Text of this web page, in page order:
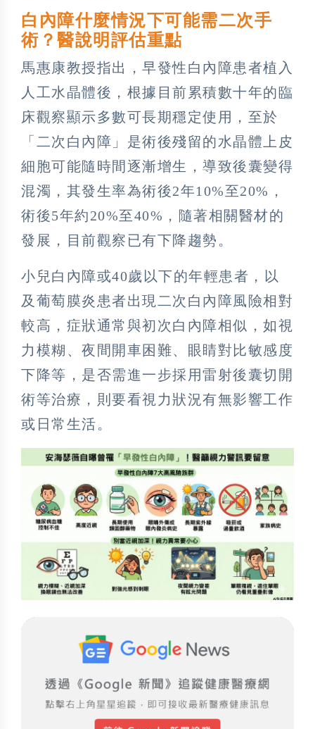
白內障什麼情況下可能需二次手
術？醫說明評估重點
馬惠康教授指出，早發性白內障患者植入
人工水晶體後，根據目前累積數十年的臨
床觀察顯示多數可長期穩定使用，至於
「二次白內障」是術後殘留的水晶體上皮
細胞可能隨時間逐漸增生，導致後囊變得
混濁，其發生率為術後2年10%至20%，
術後5年約20%至40%，隨著相關醫材的
發展，目前觀察已有下降趨勢。
小兒白內障或40歲以下的年輕患者，以
及葡萄膜炎患者出現二次白內障風險相對
較高，症狀通常與初次白內障相似，如視
力模糊、夜間開車困難、眼睛對比敏感度
下降等，是否需進一步採用雷射後囊切開
術等治療，則要看視力狀況有無影響工作
或日常生活。